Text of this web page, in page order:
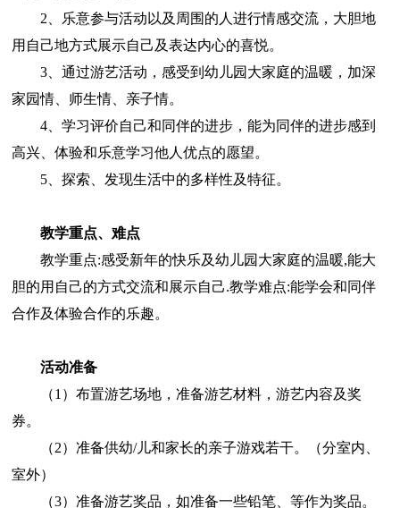
2、乐意参与活动以及周围的人进行情感交流，大胆地
用自己地方式展示自己及表达内心的喜悦。
3、通过游艺活动，感受到幼儿园大家庭的温暖，加深
家园情、师生情、亲子情。
4、学习评价自己和同伴的进步，能为同伴的进步感到
高兴、体验和乐意学习他人优点的愿望。
5、探索、发现生活中的多样性及特征。
教学重点、难点
教学重点:感受新年的快乐及幼儿园大家庭的温暖,能大
胆的用自己的方式交流和展示自己.教学难点:能学会和同伴
合作及体验合作的乐趣。
活动准备
（1）布置游艺场地，准备游艺材料，游艺内容及奖
券。
（2）准备供幼/儿和家长的亲子游戏若干。（分室内、
室外）
（3）准备游艺奖品，如准备一些铅笔、等作为奖品。